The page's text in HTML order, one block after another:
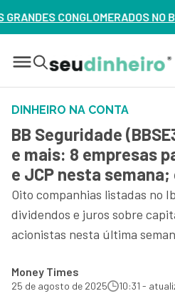
NO BRASIL? VEJA ERROS
DINHEIRO NA CONTA
BB Seguridade
e mais: 8 empresas
e JCP nesta
Oito companhias listadas no
dividendos e juros sobre
acionistas nesta última
Money Times
25 de agosto de 2025 10:31 -